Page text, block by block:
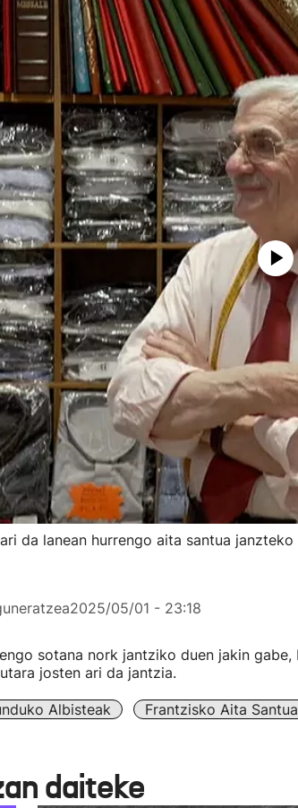
da lanean hurrengo aita santua janzteko
2025/05/01 - 23:18
sotana nork jantziko duen jakin
josten ari da jantzia.
Albisteak Frantzisko Aita Santua
daiteke